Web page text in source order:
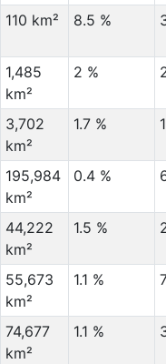
*** 2,000
***
1,000
***
***
*** 4,000
Migration
Von(⇳)
Nach
***
***
1,000
***
2,000
1,000
110 km² 8.5 %
1,485
km²
2 %
3,702
km²
1.7 %
195,984
km²
0.4 %
44,222
km²
1.5 %
55,673
km²
1.1 %
74,677
km²
1.1 %